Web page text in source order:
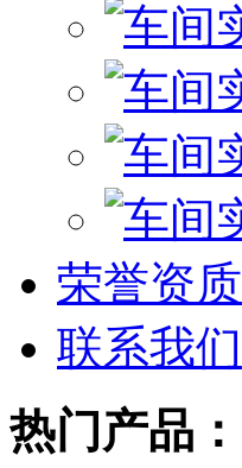
荣誉资质
联系我们
热门产品：